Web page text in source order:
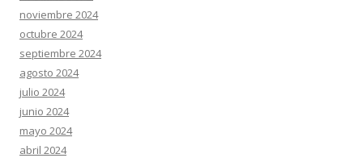
noviembre 2024
octubre 2024
septiembre 2024
agosto 2024
julio 2024
junio 2024
mayo 2024
abril 2024